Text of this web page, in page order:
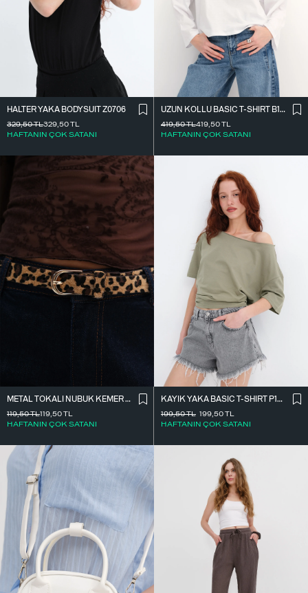
HALTER YAKA BODYSUIT Z0706
329,50TL
HAFTANIN ÇOK SATANI
329,50TL
UZUN KOLLU BASIC T-SHIRT B10571
419,50TL
HAFTANIN ÇOK SATANI
419,50TL
METAL TOKALI NUBUK KEMER K2003-1
119,50TL
HAFTANIN ÇOK SATANI
119,50TL
KAYIK YAKA BASIC T-SHIRT P1822
199,50TL
HAFTANIN ÇOK SATANI
199,50TL